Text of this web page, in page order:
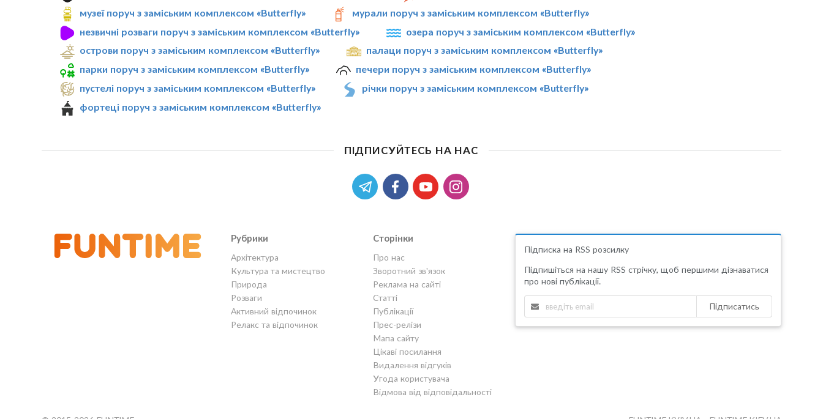
музеї поруч з заміським комплексом «Butterfly»
мурали поруч з заміським комплексом «Butterfly»
незвичні розваги поруч з заміським комплексом «Butterfly»
озера поруч з заміським комплексом «Butterfly»
острови поруч з заміським комплексом «Butterfly»
палаци поруч з заміським комплексом «Butterfly»
парки поруч з заміським комплексом «Butterfly»
печери поруч з заміським комплексом «Butterfly»
пустелі поруч з заміським комплексом «Butterfly»
річки поруч з заміським комплексом «Butterfly»
фортеці поруч з заміським комплексом «Butterfly»
ПІДПИСУЙТЕСЬ НА НАС
Рубрики
Архітектура
Культура та мистецтво
Природа
Розваги
Активний відпочинок
Релакс та відпочинок
Сторінки
Про нас
Зворотний зв'язок
Реклама на сайті
Статті
Публікації
Прес-релізи
Мапа сайту
Цікаві посилання
Видалення відгуків
Угода користувача
Відмова від відповідальності
Підписка на RSS розсилку
Підпишіться на нашу RSS стрічку, щоб першими дізнаватися
про нові публікації.
Підписатись